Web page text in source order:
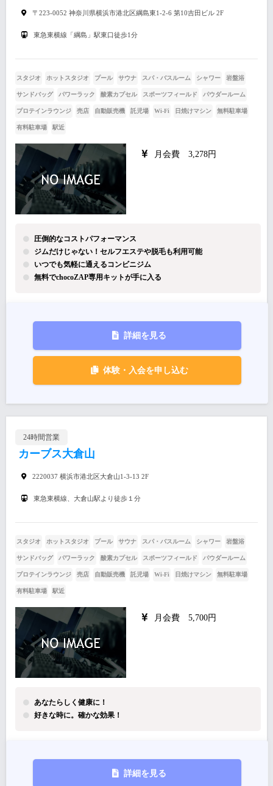
〒223-0052 神奈川県横浜市港北区綱島東1-2-6 第10吉田ビル 2F
東急東横線「綱島」駅東口徒歩1分
スタジオ ホットスタジオ プール サウナ スパ・バスルーム シャワー 岩盤浴
サンドバッグ パワーラック 酸素カプセル スポーツフィールド パウダールーム
プロテインラウンジ 売店 自動販売機 託児場 Wi-Fi 日焼けマシン 無料駐車場
有料駐車場 駅近
月会費 3,278円
圧倒的なコストパフォーマンス
ジムだけじゃない！セルフエステや脱毛も利用可能
いつでも気軽に通えるコンビニジム
無料でchocoZAP専用キットが手に入る
詳細を見る
体験・入会を申し込む
24時間営業
カーブス大倉山
2220037 横浜市港北区大倉山1-3-13 2F
東急東横線、大倉山駅より徒歩１分
スタジオ ホットスタジオ プール サウナ スパ・バスルーム シャワー 岩盤浴
サンドバッグ パワーラック 酸素カプセル スポーツフィールド パウダールーム
プロテインラウンジ 売店 自動販売機 託児場 Wi-Fi 日焼けマシン 無料駐車場
有料駐車場 駅近
月会費 5,700円
あなたらしく健康に！
好きな時に。確かな効果！
詳細を見る